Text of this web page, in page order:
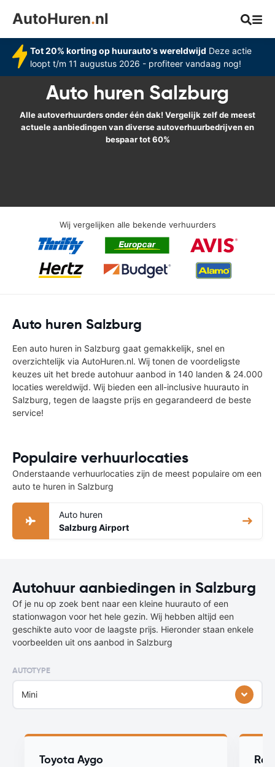
AutoHuren.nl
Tot 20% korting op huurauto's wereldwijd Deze actie
loopt t/m 11 augustus 2026 - profiteer vandaag nog!
Auto huren Salzburg
Alle autoverhuurders onder één dak! Vergelijk zelf de meest
actuele aanbiedingen van diverse autoverhuurbedrijven en
bespaar tot 60%
Wij vergelijken alle bekende verhuurders
Auto huren Salzburg
Een auto huren in Salzburg gaat gemakkelijk, snel en
overzichtelijk via AutoHuren.nl. Wij tonen de voordeligste
keuzes uit het brede autohuur aanbod in 140 landen & 24.000
locaties wereldwijd. Wij bieden een all-inclusive huurauto in
Salzburg, tegen de laagste prijs en gegarandeerd de beste
service!
Populaire verhuurlocaties
Onderstaande verhuurlocaties zijn de meest populaire om een
auto te huren in Salzburg
Auto huren
Salzburg Airport
Autohuur aanbiedingen in Salzburg
Of je nu op zoek bent naar een kleine huurauto of een
stationwagon voor het hele gezin. Wij hebben altijd een
geschikte auto voor de laagste prijs. Hieronder staan enkele
voorbeelden uit ons aanbod in Salzburg
AUTOTYPE
Mini
Toyota Aygo